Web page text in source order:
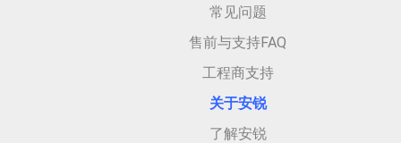
常见问题
售前与支持FAQ
工程商支持
关于安锐
了解安锐